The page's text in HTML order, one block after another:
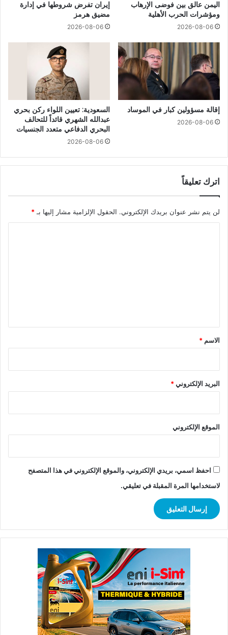
اليمن عالق بين فوضى الإرهاب
ومؤشرات الحرب الأهلية
2026-08-06
إيران تفرض شروطها في إدارة
مضيق هرمز
2026-08-06
إقالة مسؤولين كبار في الموساد
2026-08-06
السعودية: تعيين اللواء ركن بحري
عبدالله الشهري قائداً للتحالف
البحري الدفاعي متعدد الجنسيات
2026-08-06
اترك تعليقاً
لن يتم نشر عنوان بريدك الإلكتروني. الحقول الإلزامية مشار إليها بـ *
*
الاسم *
البريد الإلكتروني*
الموقع الإلكتروني
احفظ اسمي، بريدي الإلكتروني، والموقع الإلكتروني في هذا المتصفح
لاستخدامها المرة المقبلة في تعليقي.